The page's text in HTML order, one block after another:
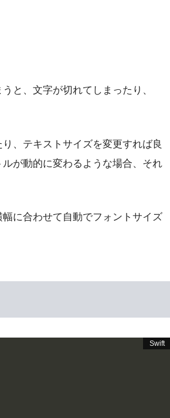
と、文字が切れてしまったり、
、テキストサイズを変更すれば良
が動的に変わるような場合、それ
に合わせて自動でフォントサイズ